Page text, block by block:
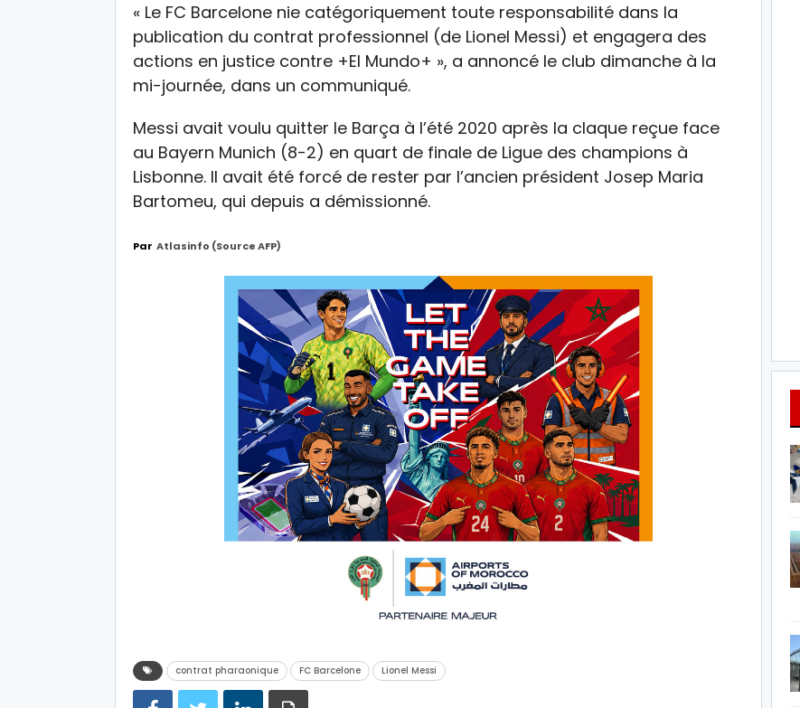
« Le FC Barcelone nie catégoriquement toute responsabilité dans la
publication du contrat professionnel (de Lionel Messi) et engagera des
actions en justice contre +El Mundo+ », a annoncé le club dimanche à la
mi-journée, dans un communiqué.
Messi avait voulu quitter le Barça à l’été 2020 après la claque reçue face
au Bayern Munich (8-2) en quart de finale de Ligue des champions à
Lisbonne. Il avait été forcé de rester par l’ancien président Josep Maria
Bartomeu, qui depuis a démissionné.
Par Atlasinfo (source AFP)
contrat pharaonique FC Barcelone Lionel Messi